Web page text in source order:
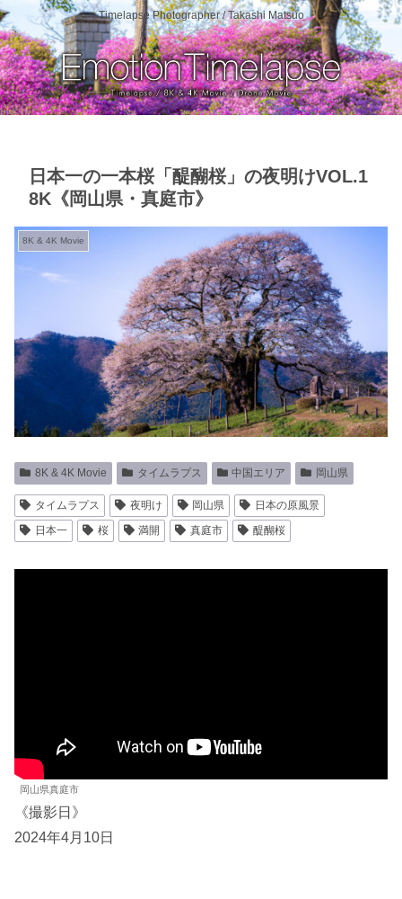
Timelapse Photographer / Takashi Matsuo
日本一の一本桜「醍醐桜」の夜明けVOL.1
8K《岡山県・真庭市》
8K & 4K Movie
8K & 4K Movie タイムラプス 中国エリア 岡山県
タイムラプス 夜明け 岡山県
日本の原風景
日本一
桜 満開 真庭市 醍醐桜
岡山県真庭市
《撮影日》
2024年4月10日